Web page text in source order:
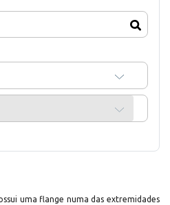
uma flange numa das extremidades